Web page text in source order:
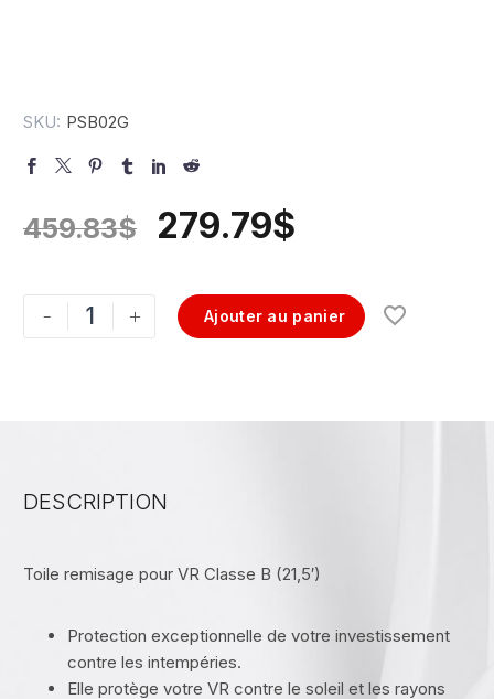
SKU: PSB02G
459.83$ 279.79$
- + Ajouter au panier
DESCRIPTION
Toile remisage pour VR Classe B (21,5′)
Protection exceptionnelle de votre investissement
contre les intempéries.
Elle protège votre VR contre le soleil et les rayons